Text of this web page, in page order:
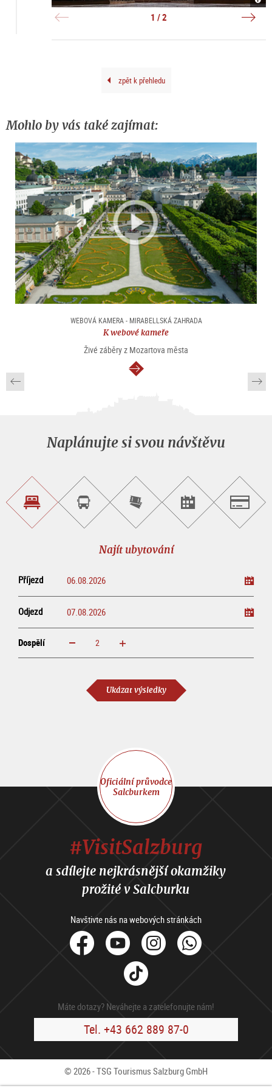
||
1 / 2
zpět k přehledu
Mohlo by vás také zajímat:
WEBOVÁ KAMERA - MIRABELLSKÁ ZAHRADA
K webové kameře
Živé záběry z Mozartova města
continue
Naplánujte si svou návštěvu
Najít
ubytování
Objednat
okružní
Zakoupit
vstupenky
on-
Najít
pořad/akci
Najít ubytování
Příjezd
Odjezd
Dospělí increase reduce
Ukázat výsledky
Oficiální průvodce
Salcburkem
#VisitSalzburg
a sdílejte nejkrásnější okamžiky
prožité v Salcburku
Navštivte nás na webových stránkách
facebook
YoutubeInstagram
Tik
Tok
Máte dotazy? Neváhejte a zatelefonujte nám!
Tel. +43 662 889 87-0
© 2026 - TSG Tourismus Salzburg GmbH